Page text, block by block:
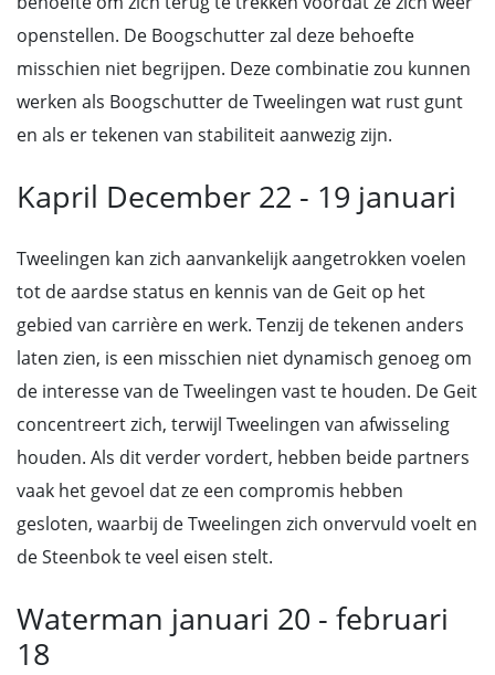
openstellen. De Boogschutter zal deze behoefte
misschien niet begrijpen. Deze combinatie zou kunnen
werken als Boogschutter de Tweelingen wat rust gunt
en als er tekenen van stabiliteit aanwezig zijn.
Kapril December 22 - 19 januari
Tweelingen kan zich aanvankelijk aangetrokken voelen
tot de aardse status en kennis van de Geit op het
gebied van carrière en werk. Tenzij de tekenen anders
laten zien, is een misschien niet dynamisch genoeg om
de interesse van de Tweelingen vast te houden. De Geit
concentreert zich, terwijl Tweelingen van afwisseling
houden. Als dit verder vordert, hebben beide partners
vaak het gevoel dat ze een compromis hebben
gesloten, waarbij de Tweelingen zich onvervuld voelt en
de Steenbok te veel eisen stelt.
Waterman januari 20 - februari
18